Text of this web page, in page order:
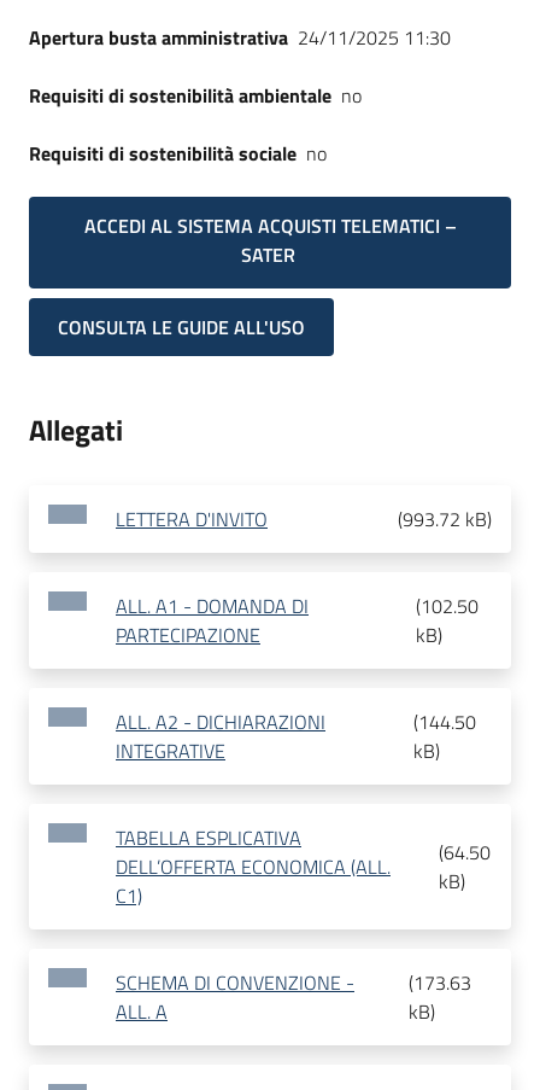
Apertura busta amministrativa 24/11/2025 11:30
Requisiti di sostenibilità ambientale no
Requisiti di sostenibilità sociale no
ACCEDI AL SISTEMA ACQUISTI TELEMATICI –
SATER
CONSULTA LE GUIDE ALL'USO
Allegati
LETTERA D'INVITO (993.72 kB)
ALL. A1 - DOMANDA DI
PARTECIPAZIONE
(102.50
kB)
ALL. A2 - DICHIARAZIONI
INTEGRATIVE
(144.50
kB)
TABELLA ESPLICATIVA
DELL’OFFERTA ECONOMICA (ALL.
C1)
(64.50
kB)
SCHEMA DI CONVENZIONE -
ALL. A
(173.63
kB)